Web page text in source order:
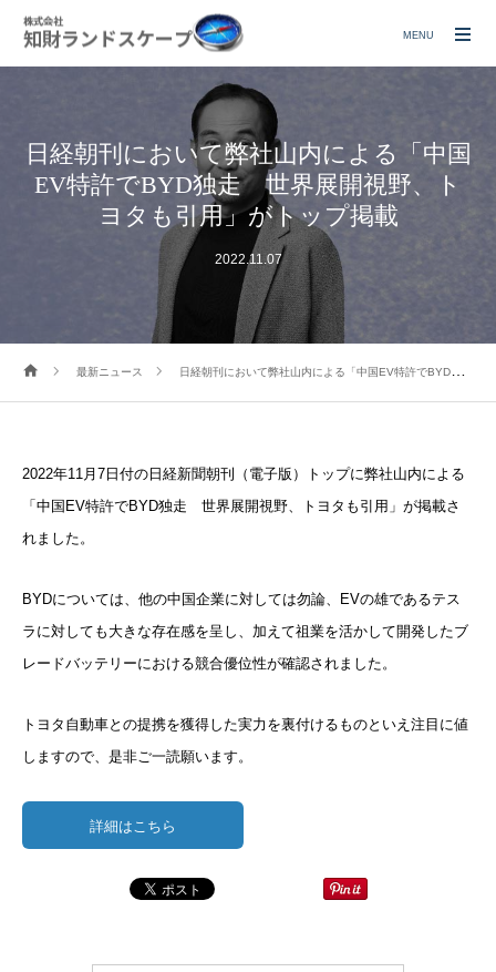
日経朝刊において弊社山内による「中国
EV特許でBYD独走 世界展開視野、ト
ヨタも引用」がトップ掲載
2022.11.07
最新ニュース 日経朝刊において弊社山内による「中国EV特許でBYD独走 世界展開視野、トヨタも引用」がトップ掲載
2022年11月7日付の日経新聞朝刊（電子版）トップに弊社山内による
「中国EV特許でBYD独走 世界展開視野、トヨタも引用」が掲載さ
れました。
BYDについては、他の中国企業に対しては勿論、EVの雄であるテス
ラに対しても大きな存在感を呈し、加えて祖業を活かして開発したブ
レードバッテリーにおける競合優位性が確認されました。
トヨタ自動車との提携を獲得した実力を裏付けるものといえ注目に値
しますので、是非ご一読願います。
詳細はこちら
MENU